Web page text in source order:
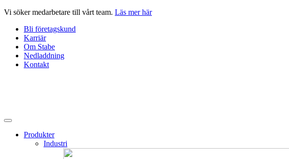
Hoppa
innehåll
Vi söker medarbetare till vårt team. Läs mer här
Bli företagskund
Karriär
Om Stabe
Nedladdning
Kontakt
Produkter
Industri